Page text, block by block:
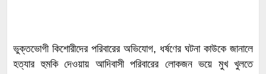
ভুক্তভোগী কিশোরীদের পরিবারের অভিযোগ, ধর্ষণের ঘটনা কাউকে জানালে
হত্যার হুমকি দেওয়ায় আদিবাসী পরিবারের লোকজন ভয়ে মুখ খুলতে